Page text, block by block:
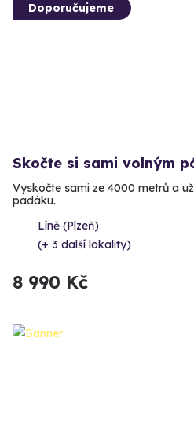
Doporučujeme
Skočte si sami volným
Vyskočte sami ze 4000 metrů a
padáku.
Líně (Plzeň)
(+ 3 další lokality)
8 990 Kč